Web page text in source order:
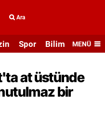
Ara
Spor Bilim veMENÜ
at üstünde
bir